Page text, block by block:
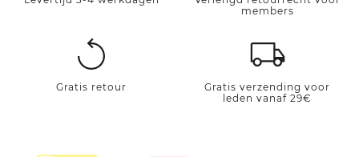
members
Gratis retour
Gratis verzending voor
leden vanaf 29€